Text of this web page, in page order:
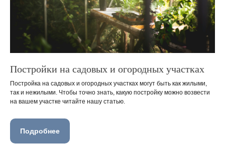
Постройки на садовых и огородных участках
Постройка на садовых и огородных участках могут быть как жилыми,
так и нежилыми. Чтобы точно знать, какую постройку можно возвести
на вашем участке читайте нашу статью.
Подробнее